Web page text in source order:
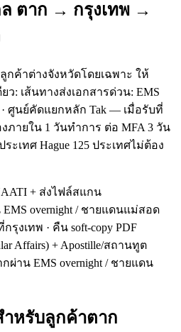
ล ตาก → กรุงเทพ →
ค้าต่างจังหวัดโดยเฉพาะ ให้
ว: เส้นทางส่งเอกสารด่วน: EMS
ศูนย์คัดแยกหลัก Tak — เมื่อรับที่
ภายใน 1 วันทำการ ต่อ MFA 3 วัน
ระเทศ Hague 125 ประเทศไม่ต้อง
+ ส่งไฟล์สแกน
overnight / ชายแดนแม่สอด
รุงเทพ · คืน soft-copy PDF
Affairs) + Apostille/สถานทูต
ผ่าน EMS overnight / ชายแดน
ำหรับลูกค้าตาก